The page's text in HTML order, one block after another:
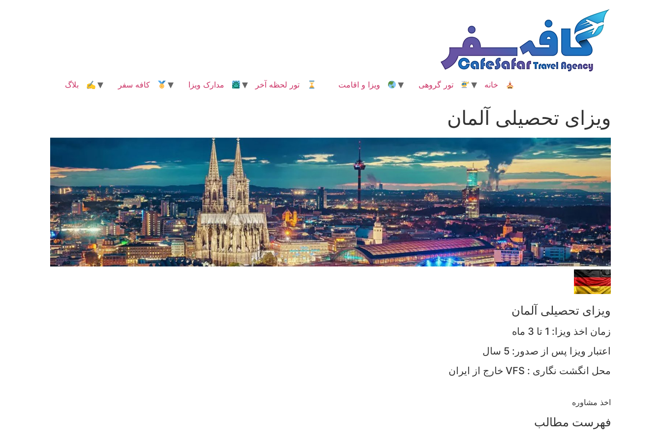
خانه تور گروهی ویزا و اقامت تور لحظه آخر مدارک ویزا کافه سفر ✍ بلاگ
ویزای تحصیلی آلمان
ویزای تحصیلی آلمان
زمان اخذ ويزا: 1 تا 3 ماه
اعتبار ویزا پس از صدور: 5 سال
محل انگشت نگاری : VFS خارج از ایران
اخذ مشاوره
فهرست مطالب